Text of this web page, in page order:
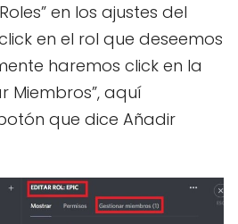
en los ajustes del
en el rol que deseemos
haremos click en la
Miembros”, aquí
que dice Añadir